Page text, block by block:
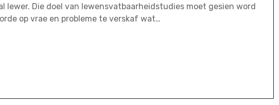
lewer. Die doel van lewensvatbaarheidstudies moet gesien word
op vrae en probleme te verskaf wat…